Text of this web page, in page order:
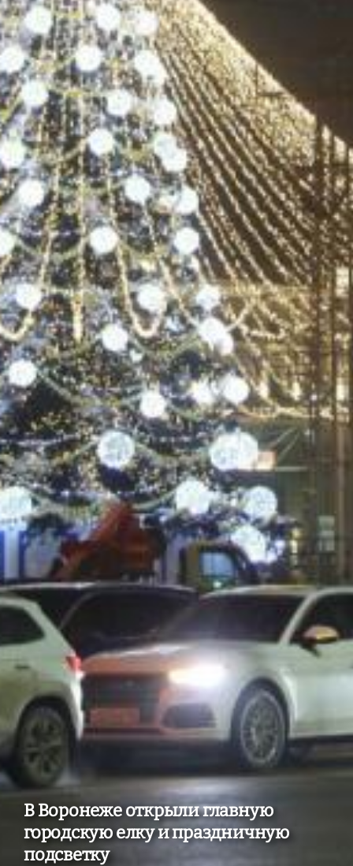
В Воронеже открыли главную
городскую елку и праздничную
подсветку